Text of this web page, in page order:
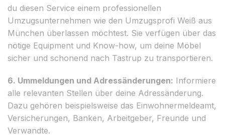
du diesen Service einem professionellen
Umzugsunternehmen wie den Umzugsprofi Weiß aus
München überlassen möchtest. Sie verfügen über das
nötige Equipment und Know-how, um deine Möbel
sicher und schonend nach Tastrup zu transportieren.
6. Ummeldungen und Adressänderungen: Informiere
alle relevanten Stellen über deine Adressänderung.
Dazu gehören beispielsweise das Einwohnermeldeamt,
Versicherungen, Banken, Arbeitgeber, Freunde und
Verwandte.